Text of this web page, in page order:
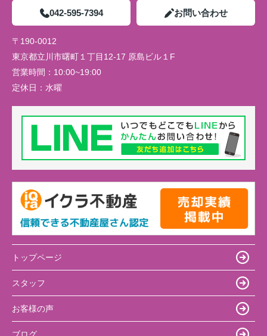
042-595-7394 お問い合わせ
〒190-0012
東京都立川市曙町１丁目12-17 原島ビル１F
営業時間： 10:00~19:00
定休日： 水曜
トップページ
スタッフ
お客様の声
ブログ